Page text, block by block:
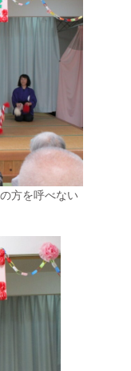
方を呼べない